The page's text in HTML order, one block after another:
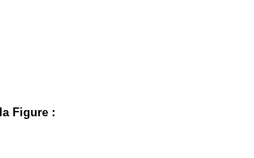
Figure :